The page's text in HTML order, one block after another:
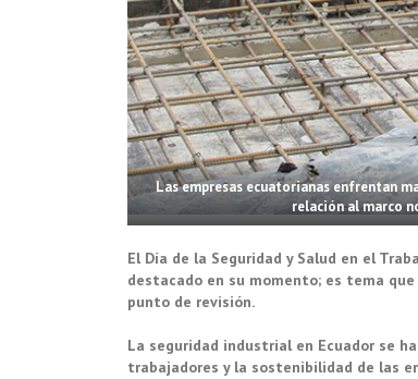
Las empresas ecuatorianas enfrentan
relación al marco
El Día de la Seguridad y Salud en el
destacado en su momento; es tema
punto de revisión.
La seguridad industrial en Ecuador se
trabajadores y la sostenibilidad de las